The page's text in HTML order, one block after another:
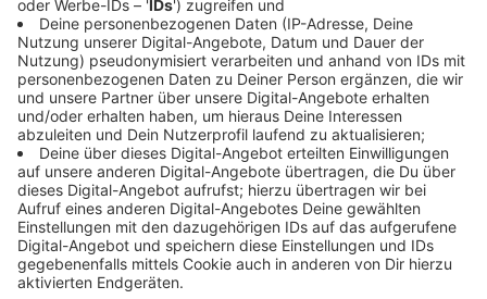
Euro, nachts auf 3,50 Euro. In 2027 folgt die nächste
Erhöhung. Auch die Wartezeiten werden teurer. Die
Taxiunternehmen sagen: Nur so bleibt das Fahren im
Kreis Wesel wirtschaftlich.
Anzeige
Nur durch die Preissteigerung bleibt das
Taxiangebot sicher
Anzeige